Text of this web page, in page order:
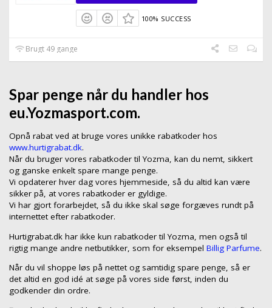
100% SUCCESS
Brugt 49 gange
Spar penge når du handler hos
eu.Yozmasport.com.
Opnå rabat ved at bruge vores unikke rabatkoder hos
www.hurtigrabat.dk.
Når du bruger vores rabatkoder til Yozma, kan du nemt, sikkert
og ganske enkelt spare mange penge.
Vi opdaterer hver dag vores hjemmeside, så du altid kan være
sikker på, at vores rabatkoder er gyldige.
Vi har gjort forarbejdet, så du ikke skal søge forgæves rundt på
internettet efter rabatkoder.
Hurtigrabat.dk har ikke kun rabatkoder til Yozma, men også til
rigtig mange andre netbutikker, som for eksempel Billig Parfume.
Når du vil shoppe løs på nettet og samtidig spare penge, så er
det altid en god idé at søge på vores side først, inden du
godkender din ordre.